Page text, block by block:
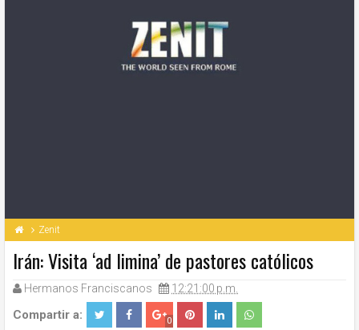
Zenit
Irán: Visita ‘ad limina’ de pastores católicos
Hermanos Franciscanos 12:21:00 p.m.
Compartir a: 0